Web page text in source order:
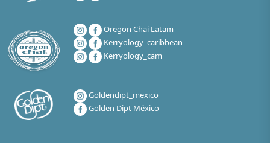
Oregon Chai Latam
Kerryology_caribbean
Kerryology_cam
Goldendipt_mexico
Golden Dipt México